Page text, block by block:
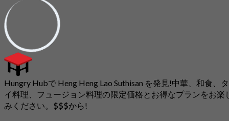
Hungry Hubで Heng Heng Lao Suthisan を発見!中華、和食、タ
イ料理、フュージョン料理の限定価格とお得なプランをお楽
みください。$$$から!